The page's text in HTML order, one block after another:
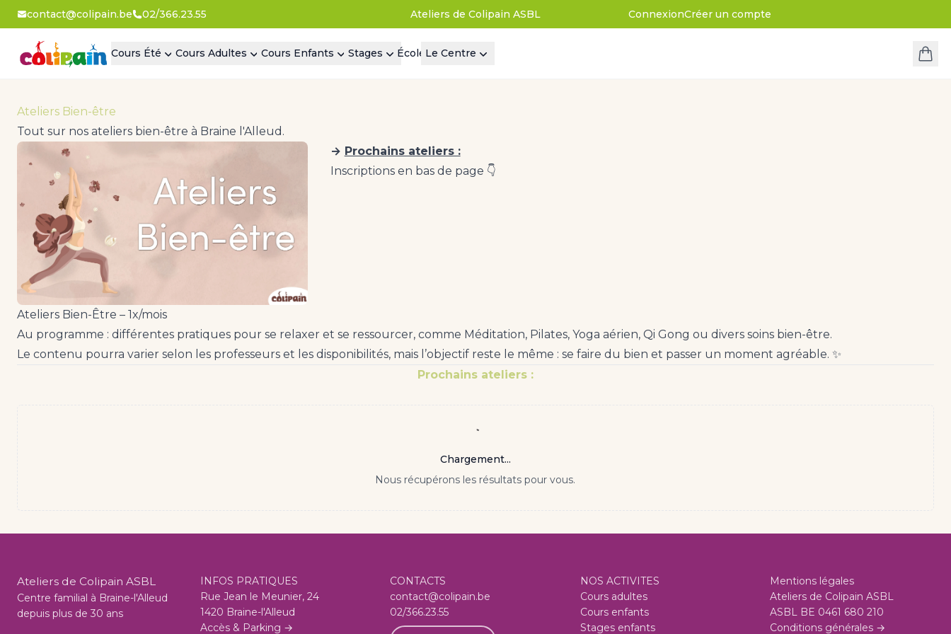
contact@colipain.be 02/366.23.55 Ateliers de Colipain ASBL ConnexionCréer un compte
Cours Été Cours Adultes Cours Enfants Stages École Le Centre
Ateliers Bien-être
Tout sur nos ateliers bien-être à Braine l'Alleud.
→ Prochains ateliers :
Inscriptions en bas de page 👇
Ateliers Bien-Être – 1x/mois
Au programme : différentes pratiques pour se relaxer et se ressourcer, comme Méditation, Pilates, Yoga aérien, Qi Gong ou divers soins bien-être.
Le contenu pourra varier selon les professeurs et les disponibilités, mais l’objectif reste le même : se faire du bien et passer un moment agréable. ✨
Prochains ateliers :
Chargement...
Nous récupérons les résultats pour vous.
Ateliers de Colipain ASBL
Centre familial à Braine-l'Alleud
depuis plus de 30 ans
INFOS PRATIQUES
Rue Jean le Meunier, 24
1420 Braine-l'Alleud
Accès & Parking →
CONTACTS
contact@colipain.be
02/366.23.55
NOS ACTIVITES
Cours adultes
Cours enfants
Stages enfants
Mentions légales
Ateliers de Colipain ASBL
ASBL BE 0461 680 210
Conditions générales →